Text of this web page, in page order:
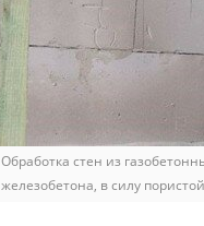
Обработка стен из
железобетона, в силу